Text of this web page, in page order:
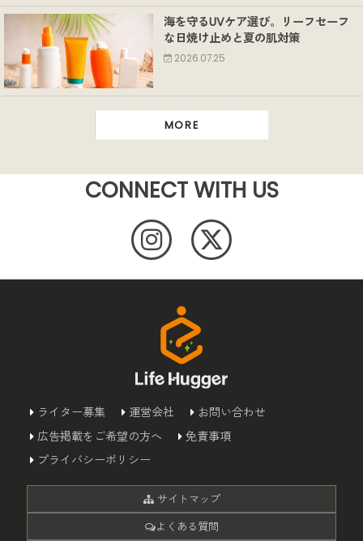
海を守るUVケア選び。リーフセーフ
な日焼け止めと夏の肌対策
2026.07.25
MORE
CONNECT WITH US
ライター募集 運営会社
お問い合わせ
広告掲載をご希望の方へ
免責事項
プライバシーポリシー
サイトマップ
よくある質問